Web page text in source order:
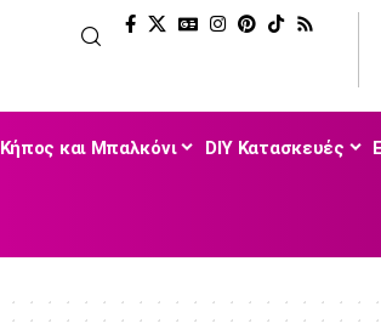
Κήπος και Μπαλκόνι DIY Κατασκευές